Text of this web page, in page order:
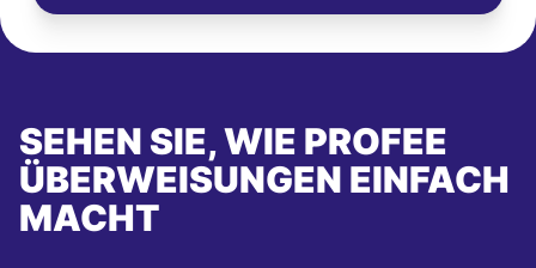
SEHEN SIE, WIE PROFEE
ÜBERWEISUNGEN EINFACH
MACHT